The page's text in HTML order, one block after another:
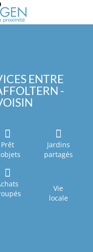
ENTRE
-
Prêt
Jardins
partagés
Vie
locale